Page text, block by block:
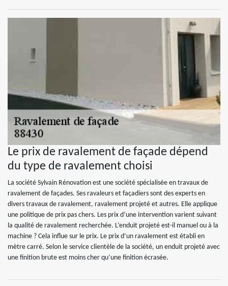
Le prix de ravalement de façade dépend
du type de ravalement choisi
La société Sylvain Rénovation est une société spécialisée en travaux de
ravalement de façades. Ses ravaleurs et façadiers sont des experts en
divers travaux de ravalement, ravalement projeté et autres. Elle applique
une politique de prix pas chers. Les prix d’une intervention varient suivant
la qualité de ravalement recherchée. L’enduit projeté est-il manuel ou à la
machine ? Cela influe sur le prix. Le prix d’un ravalement est établi en
mètre carré. Selon le service clientèle de la société, un enduit projeté avec
une finition brute est moins cher qu’une finition écrasée.